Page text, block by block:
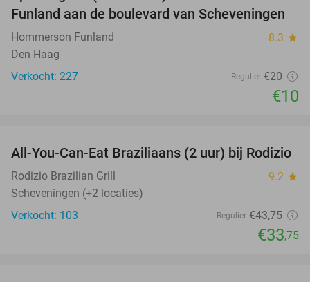
Funland aan de boulevard van Scheveningen
Hommerson Funland 8.3 star
Den Haag
Verkocht: 227
Regulier €20
€10
23%
All-You-Can-Eat Braziliaans (2 uur) bij Rodizio
Rodizio Brazilian Grill 9.2 star
Scheveningen (+2 locaties)
Verkocht: 103
Regulier €43,75
€33,75